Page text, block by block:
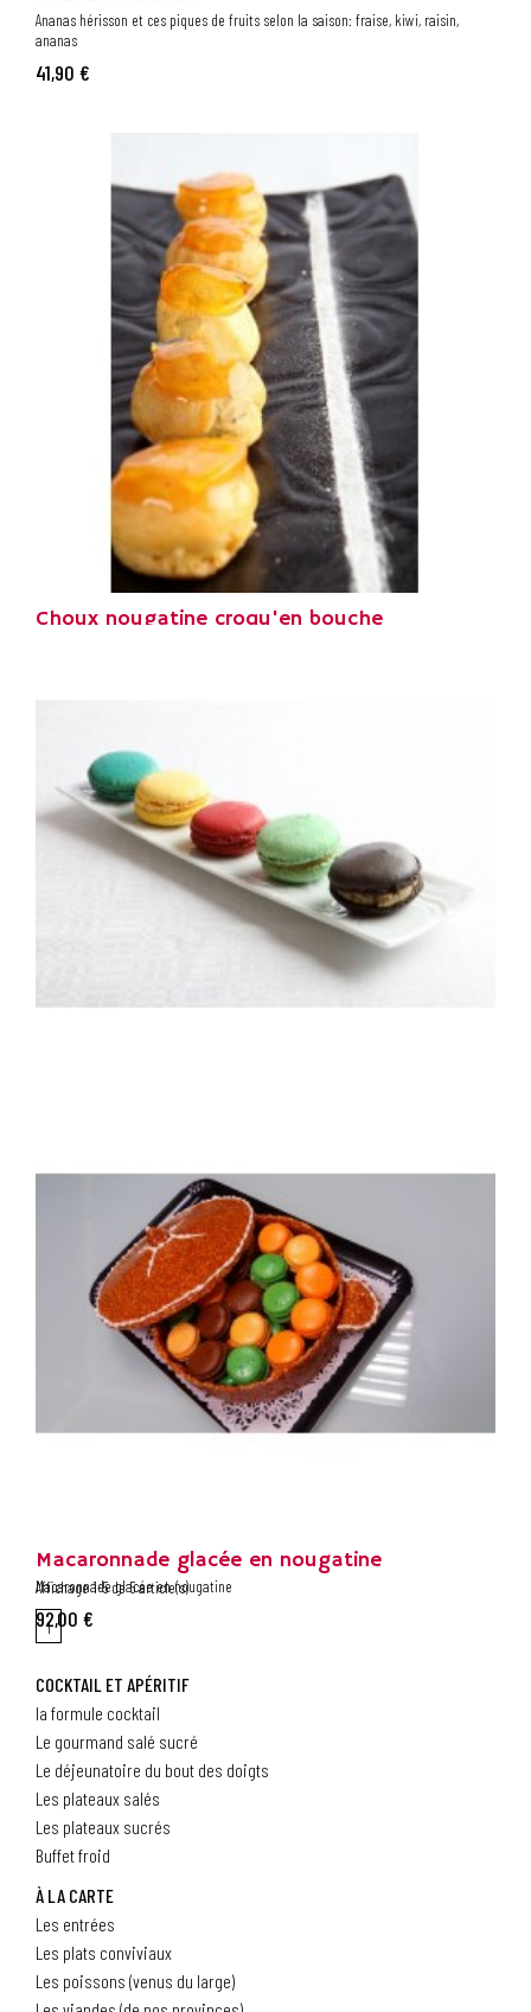
COCKTAIL ET APÉRITIF
la formule cocktail
Le gourmand salé sucré
Le déjeunatoire du bout des doigts
Les plateaux salés
Les plateaux sucrés
Buffet froid
À LA CARTE
Les entrées
Les plats conviviaux
Les poissons (venus du large)
Ananas hérisson et ces piques de fruits selon la saison: fraise, kiwi, raisin,
ananas
41,90 €
Choux nougatine croqu'en bouche
15,00 €
Macaronnade glacée en nougatine
Macaronnade glacée en nougatine
92,00 €
Affichage 1-5 de 5 article(s)
1